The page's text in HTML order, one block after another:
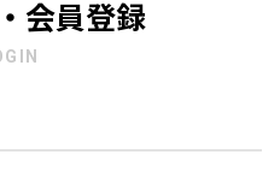
会員登録